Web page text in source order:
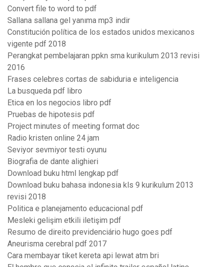
Convert file to word to pdf
Sallana sallana gel yanıma mp3 indir
Constitución política de los estados unidos mexicanos
vigente pdf 2018
Perangkat pembelajaran ppkn sma kurikulum 2013 revisi
2016
Frases celebres cortas de sabiduria e inteligencia
La busqueda pdf libro
Etica en los negocios libro pdf
Pruebas de hipotesis pdf
Project minutes of meeting format doc
Radio kristen online 24 jam
Seviyor sevmiyor testi oyunu
Biografia de dante alighieri
Download buku html lengkap pdf
Download buku bahasa indonesia kls 9 kurikulum 2013
revisi 2018
Politica e planejamento educacional pdf
Mesleki gelişim etkili iletişim pdf
Resumo de direito previdenciário hugo goes pdf
Aneurisma cerebral pdf 2017
Cara membayar tiket kereta api lewat atm bri